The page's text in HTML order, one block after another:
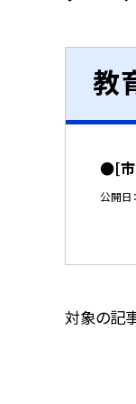
教
●[市
公開日
対象の記